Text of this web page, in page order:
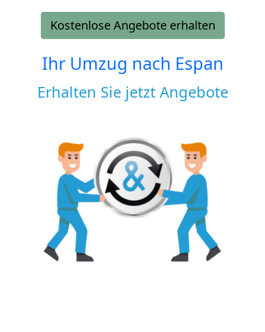
Kostenlose Angebote erhalten
Ihr Umzug nach Espan
Erhalten Sie jetzt Angebote